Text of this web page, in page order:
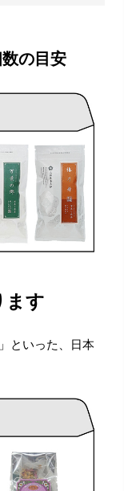
の目安
ます
といった、日本